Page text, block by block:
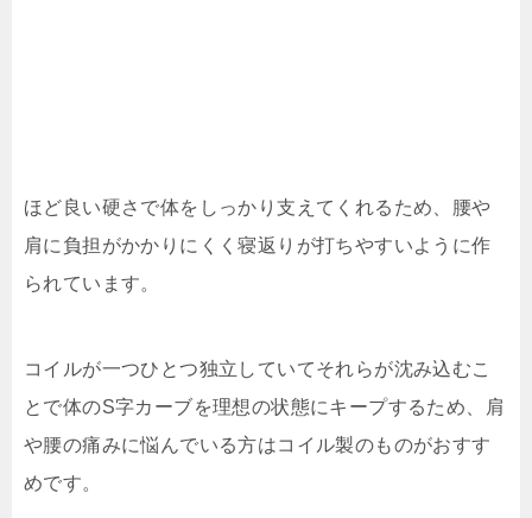
ほど良い硬さで体をしっかり支えてくれるため、腰や
肩に負担がかかりにくく寝返りが打ちやすいように作
られています。
コイルが一つひとつ独立していてそれらが沈み込むこ
とで体のS字カーブを理想の状態にキープするため、肩
や腰の痛みに悩んでいる方はコイル製のものがおすす
めです。